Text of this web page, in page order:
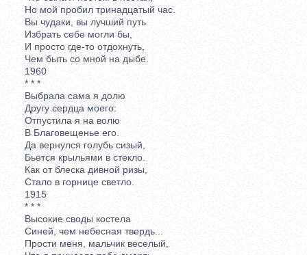
Но мой пробил тринадцатый час.
Вы чудаки, вы лучший путь
Избрать себе могли бы,
И просто где-то отдохнуть,
Чем быть со мной на дыбе.
1960
* * *
Выбрала сама я долю
Другу сердца моего:
Отпустила я на волю
В Благовещенье его.
Да вернулся голубь сизый,
Бьется крыльями в стекло.
Как от блеска дивной ризы,
Стало в горнице светло.
1915
* * *
Высокие своды костела
Синей, чем небесная твердь...
Прости меня, мальчик веселый,